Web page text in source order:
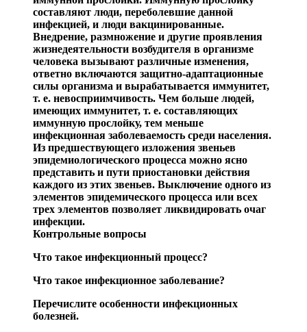
составляют люди, переболевшие данной
инфекцией, и люди вакцинированные.
Внедрение, размножение и другие проявления
жизнедеятельности возбудителя в организме
человека вызывают различные изменения,
ответно включаются защитно-адаптационные
силы организма и вырабатывается иммунитет,
т. е. невосприимчивость. Чем больше людей,
имеющих иммунитет, т. е. составляющих
иммунную прослойку, тем меньше
инфекционная заболеваемость среди населения.
Из предшествующего изложения звеньев
эпидемиологического процесса можно ясно
представить и пути приостановки действия
каждого из этих звеньев. Выключение одного из
элементов эпидемического процесса или всех
трех элементов позволяет ликвидировать очаг
инфекции.
Контрольные вопросы
Что такое инфекционный процесс?
Что такое инфекционное заболевание?
Перечислите особенности инфекционных
болезней.